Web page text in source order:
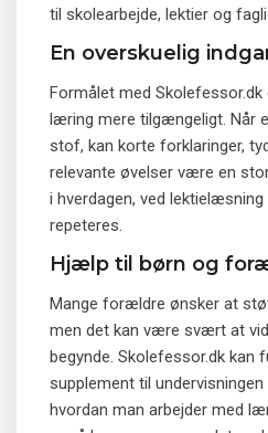
til skolearbejde, lektier og
En overskuelig
Formålet med
læring mere tilgængeligt. Når
stof, kan korte forklaringer,
relevante øvelser være en
i hverdagen, ved
repeteres.
Hjælp til børn og
Mange forældre ønsker at
men det kan være svært at
begynde. Skolefessor.dk kan
supplement til
hvordan man arbejder med